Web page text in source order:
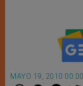
MAYO 19, 2010 00:00